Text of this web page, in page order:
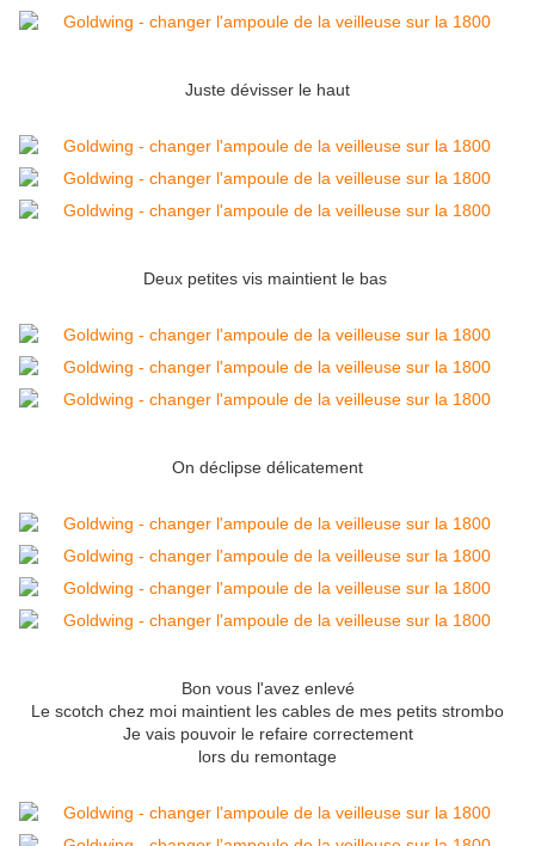
Juste dévisser le haut
Deux petites vis maintient le bas
On déclipse délicatement
Bon vous l'avez enlevé
Le scotch chez moi maintient les cables de mes petits strombo
Je vais pouvoir le refaire correctement
lors du remontage